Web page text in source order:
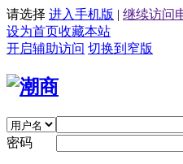
请选择 进入手机版 | 继续访问
设为首页收藏本站
开启辅助访问 切换到窄版
密码